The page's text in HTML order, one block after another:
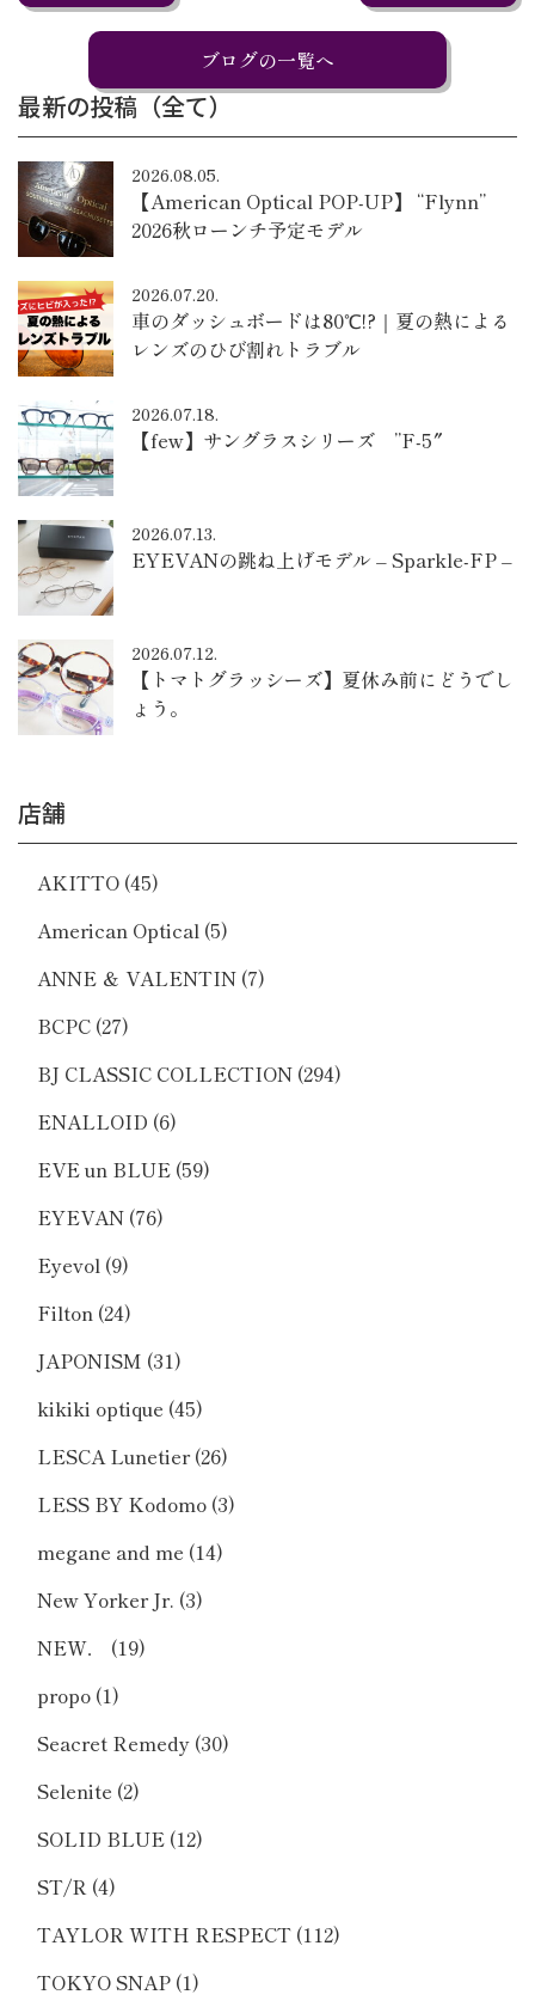
ブログの一覧へ
最新の投稿（全て）
2026.08.05.
【American Optical POP-UP】 “Flynn”
2026秋ローンチ予定モデル
2026.07.20.
車のダッシュボードは80℃!?｜夏の熱による
レンズのひび割れトラブル
2026.07.18.
【few】サングラスシリーズ ”F-5″
2026.07.13.
EYEVANの跳ね上げモデル – Sparkle-FP –
2026.07.12.
【トマトグラッシーズ】夏休み前にどうでし
ょう。
店舗
AKITTO (45)
American Optical (5)
ANNE ＆ VALENTIN (7)
BCPC (27)
BJ CLASSIC COLLECTION (294)
ENALLOID (6)
EVE un BLUE (59)
EYEVAN (76)
Eyevol (9)
Filton (24)
JAPONISM (31)
kikiki optique (45)
LESCA Lunetier(26)
LESS BY Kodomo (3)
megane and me (14)
New Yorker Jr. (3)
NEW．
(19)
propo (1)
Seacret Remedy (30)
Selenite (2)
SOLID BLUE (12)
ST/R (4)
TAYLOR WITH RESPECT (112)
TOKYO SNAP (1)